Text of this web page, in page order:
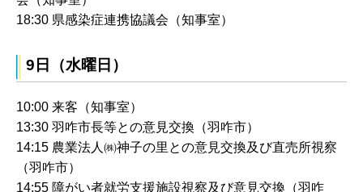
18:30 県感染症連携協議会（知事室）
9日（水曜日）
10:00 来客（知事室）
13:30 羽咋市長等との意見交換（羽咋市）
14:15 農業法人㈱神子の里との意見交換及び直売所視察
（羽咋市）
14:55 障がい者就労支援施設視察及び意見交換（羽咋